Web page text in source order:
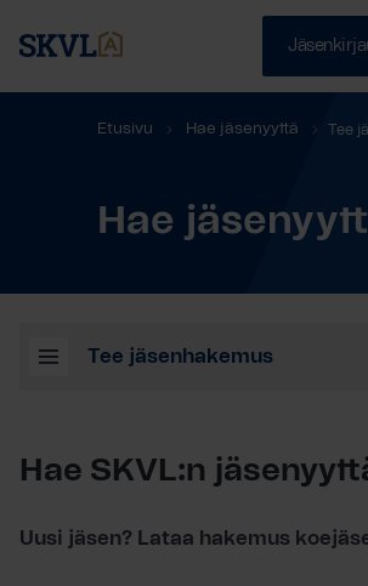
Etusivu Hae jäsenyyttä Tee
Hae
Tee jäsenhakemus
Hae SKVL:n
Uusi jäsen? Lataa hakemus